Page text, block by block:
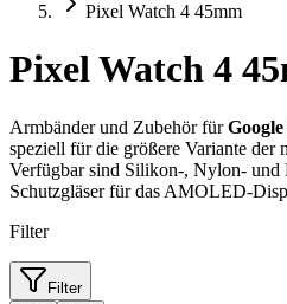
Pixel Watch 4 45mm
Pixel Watch 4
Armbänder und Zubehör für
speziell für die größere Variante der
Verfügbar sind Silikon-, Nylon- und
Schutzgläser für das AMOLED-
Filter
Filter